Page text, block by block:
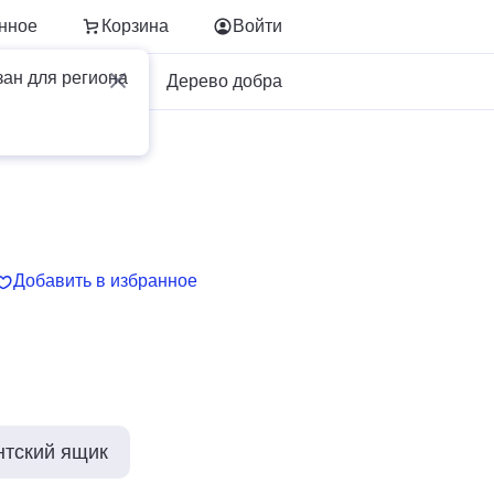
Корзина
для региона
Войти
Для бизнеса Дерево добра
Добавить в избранное
ящик